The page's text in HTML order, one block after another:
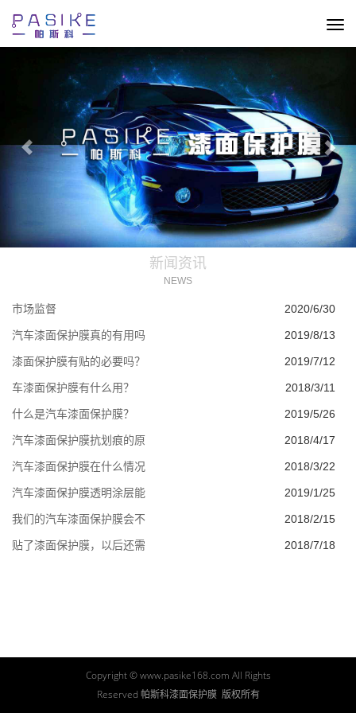
切
换
新闻资讯
NEWS
市场监督 2020/6/30
汽车漆面保护膜真的有用吗 2019/8/13
漆面保护膜有贴的必要吗？ 2019/7/12
车漆面保护膜有什么用？ 2018/3/11
什么是汽车漆面保护膜？ 2019/5/26
汽车漆面保护膜抗划痕的原 2018/4/17
汽车漆面保护膜在什么情况 2018/3/22
汽车漆面保护膜透明涂层能 2019/1/25
我们的汽车漆面保护膜会不 2018/2/15
贴了漆面保护膜，以后还需 2018/7/18
Copyright © www.pasike168.com All Rights
Reserved 帕斯科漆面保护膜 版权所有